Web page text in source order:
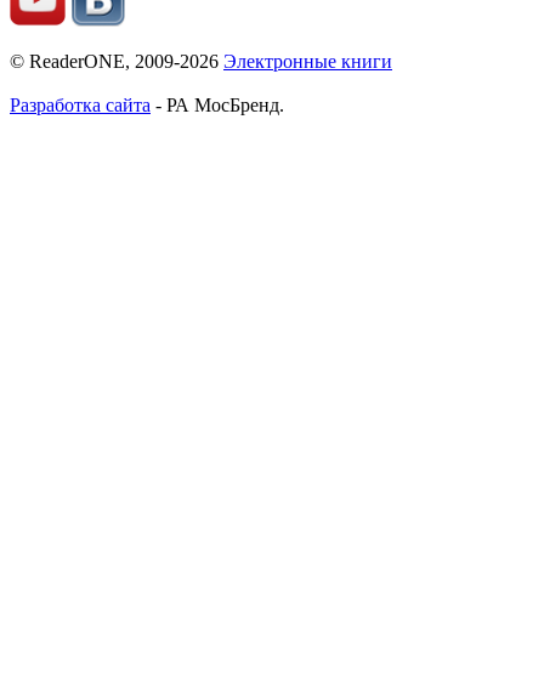
© ReaderONE, 2009-2026 Электронные книги
Разработка сайта - РА МосБренд.